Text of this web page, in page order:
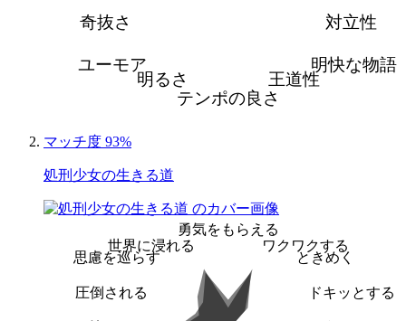
対立性
明快な物語
王道性
テンポの良さ
明るさ
ユーモア
奇抜さ
マッチ度 93%
処刑少女の生きる道
勇気をもらえる
ワクワクする
ときめく
ドキッとする
圧倒される
思慮を巡らす
世界に浸れる